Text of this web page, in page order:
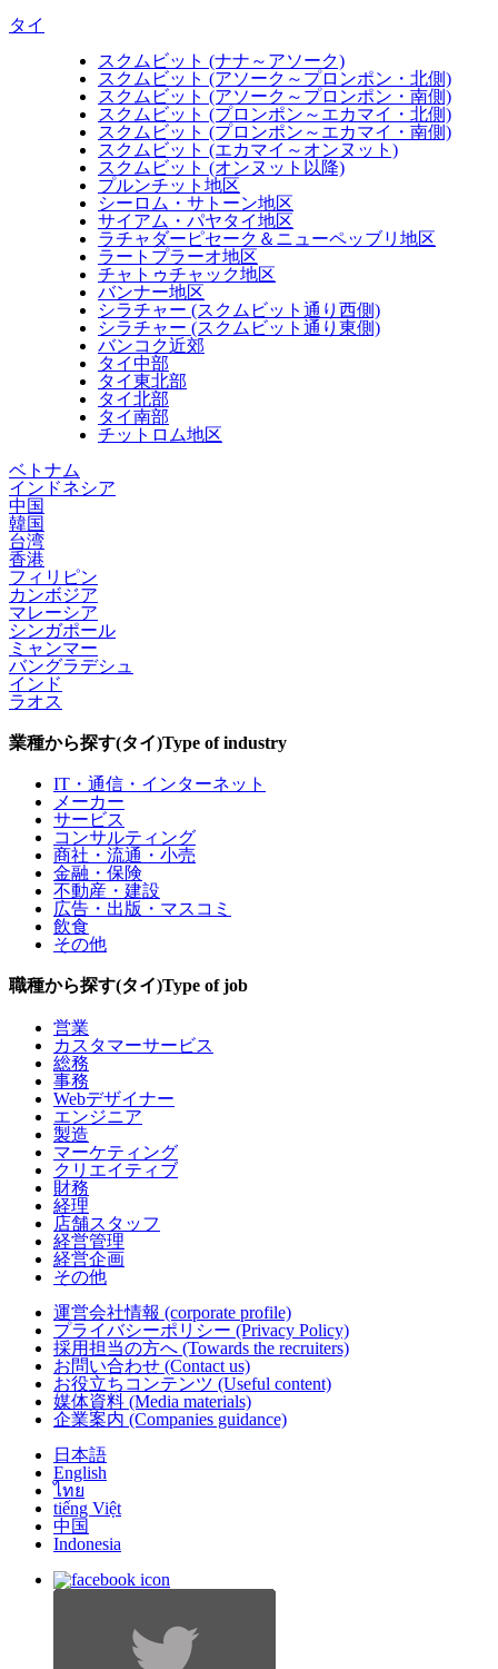
タイ
スクムビット (ナナ～アソーク)
スクムビット (アソーク～プロンポン・北側)
スクムビット (アソーク～プロンポン・南側)
スクムビット (プロンポン～エカマイ・北側)
スクムビット (プロンポン～エカマイ・南側)
スクムビット (エカマイ～オンヌット)
スクムビット (オンヌット以降)
プルンチット地区
シーロム・サトーン地区
サイアム・パヤタイ地区
ラチャダーピセーク＆ニューペッブリ地区
ラートプラーオ地区
チャトゥチャック地区
バンナー地区
シラチャー (スクムビット通り西側)
シラチャー (スクムビット通り東側)
バンコク近郊
タイ中部
タイ東北部
タイ北部
タイ南部
チットロム地区
ベトナム
インドネシア
中国
韓国
台湾
香港
フィリピン
カンボジア
マレーシア
シンガポール
ミャンマー
バングラデシュ
インド
ラオス
業種から探す(タイ)Type of industry
IT・通信・インターネット
メーカー
サービス
コンサルティング
商社・流通・小売
金融・保険
不動産・建設
広告・出版・マスコミ
飲食
その他
職種から探す(タイ)Type of job
営業
カスタマーサービス
総務
事務
Webデザイナー
エンジニア
製造
マーケティング
クリエイティブ
財務
経理
店舗スタッフ
経営管理
経営企画
その他
運営会社情報 (corporate profile)
プライバシーポリシー (Privacy Policy)
採用担当の方へ (Towards the recruiters)
お問い合わせ (Contact us)
お役立ちコンテンツ (Useful content)
媒体資料 (Media materials)
企業案内 (Companies guidance)
日本語
English
ไทย
tiếng Việt
中国
Indonesia